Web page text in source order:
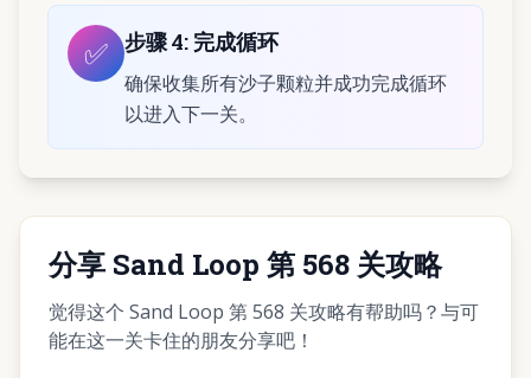
✅ 步骤4: 完成循环
确保收集所有沙子颗粒并成功完成循环
以进入下一关。
分享 Sand Loop 第 568 关攻略
觉得这个 Sand Loop 第 568 关攻略有帮助吗？与可
能在这一关卡住的朋友分享吧！